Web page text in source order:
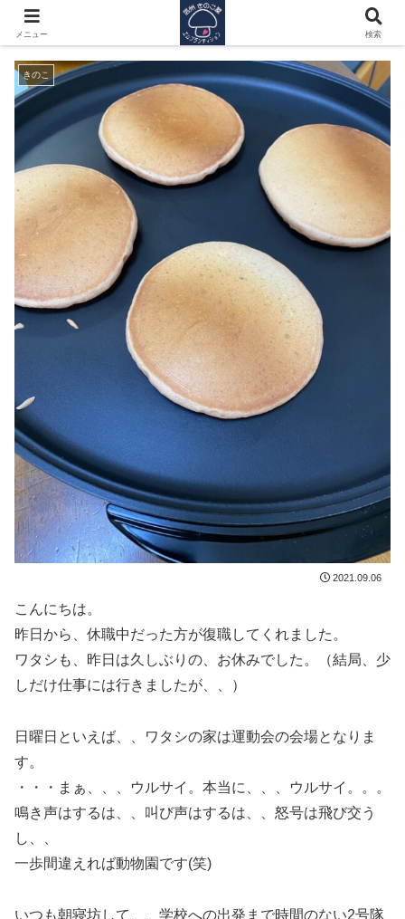
ホットな子ども達
きのこ
2021.09.06
こんにちは。
昨日から、休職中だった方が復職してくれました。
ワタシも、昨日は久しぶりの、お休みでした。（結局、少
しだけ仕事には行きましたが、、）
日曜日といえば、、ワタシの家は運動会の会場となりま
す。
・・・まぁ、、、ウルサイ。本当に、、、ウルサイ。。。
鳴き声はするは、、叫び声はするは、、怒号は飛び交う
し、、
一歩間違えれば動物園です(笑)
いつも朝寝坊して、、学校への出発まで時間のない2号隊
メニュー 検索